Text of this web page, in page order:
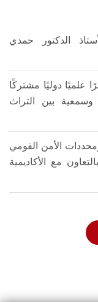
الدكتور حمدي
علميًا دوليًا مشتركًا
وسمعية بين التراث
الأمن القومي
مع الأكاديمية